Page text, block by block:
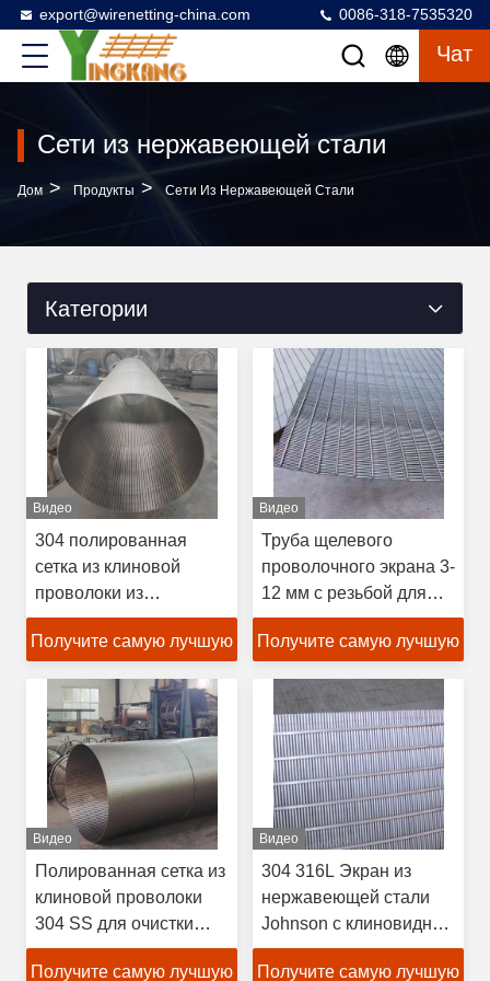
export@wirenetting-china.com 0086-318-7535320
Чат
Сети из нержавеющей стали
Дом > Продукты > Сети Из Нержавеющей Стали
Категории
Видео
304 полированная
сетка из клиновой
проволоки из
нержавеющей стали
для фильтрации
Получите самую лучшую
цену
Видео
Труба щелевого
проволочного экрана 3-
12 мм с резьбой для
фильтра
Получите самую лучшую
цену
Видео
Полированная сетка из
клиновой проволоки
304 SS для очистки
воды и разделения
твердой и жидкой фаз
Получите самую лучшую
Видео
304 316L Экран из
нержавеющей стали
Johnson с клиновидной
проволокой 1x2 мм 2x3
мм
Получите самую лучшую